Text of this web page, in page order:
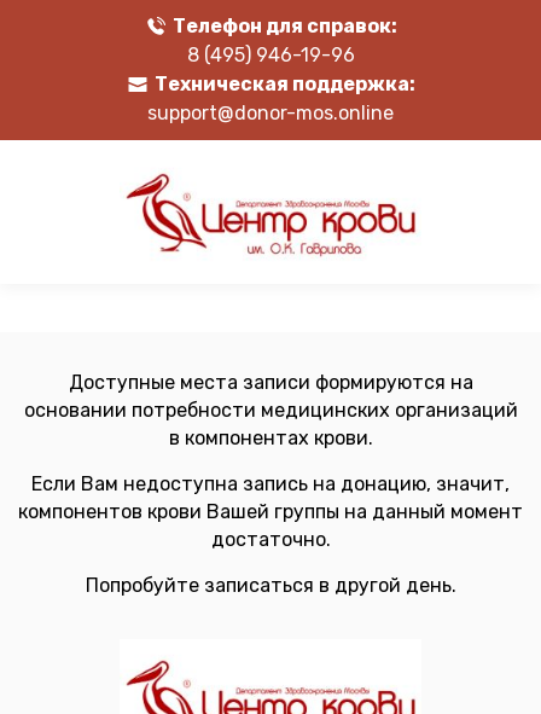
Телефон для справок:
8 (495) 946-19-96
Техническая поддержка:
support@donor-mos.online
Доступные места записи формируются на
основании потребности медицинских организаций
в компонентах крови.
Если Вам недоступна запись на донацию, значит,
компонентов крови Вашей группы на данный момент
достаточно.
Попробуйте записаться в другой день.